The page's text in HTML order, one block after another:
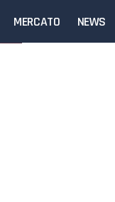
MERCATO NEWS